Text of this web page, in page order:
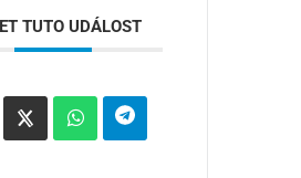
TUTO UDÁLOST